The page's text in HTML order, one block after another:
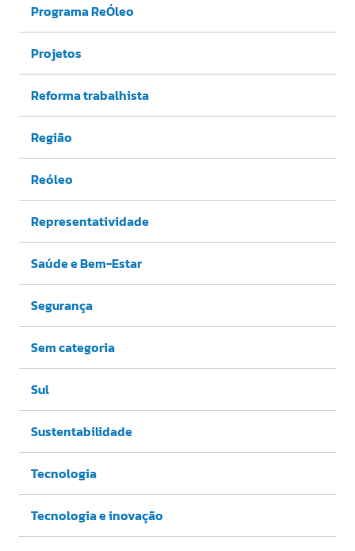
Programa ReÓleo
Projetos
Reforma trabalhista
Região
Reóleo
Representatividade
Saúde e Bem-Estar
Segurança
Sem categoria
Sul
Sustentabilidade
Tecnologia
Tecnologia e inovação